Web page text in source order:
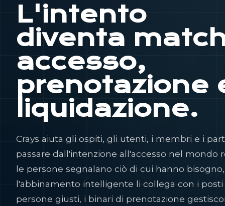
L'intento
diventa
accesso,
prenotazione
liquidazione.
Crays aiuta gli ospiti, gli utenti, i membri e i
passare dall'intenzione all'accesso nel mondo
le persone segnalano ciò di cui hanno bisogno,
l'abbinamento intelligente li collega con i posti
persone giusti, i binari di prenotazione